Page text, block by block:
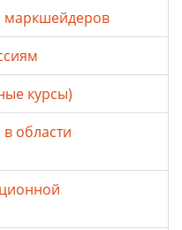
курсы)
области